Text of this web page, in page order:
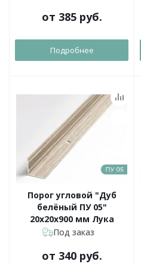
от 385 руб.
Подробнее
Порог угловой "Дуб
белёный ПУ 05"
20х20х900 мм Лука
Под заказ
от 340 руб.